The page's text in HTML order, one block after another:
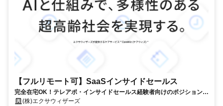
【フルリモート可】SaaSインサイドセールス
完全在宅OK！テレアポ・インサイドセールス経験者向けのポジションで
す！(株)エクサウィザーズ